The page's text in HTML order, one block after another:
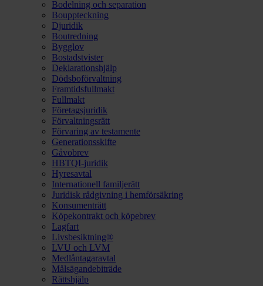
Bodelning och separation
Bouppteckning
Djuridik
Boutredning
Bygglov
Bostadstvister
Deklarationshjälp
Dödsboförvaltning
Framtidsfullmakt
Fullmakt
Företagsjuridik
Förvaltningsrätt
Förvaring av testamente
Generationsskifte
Gåvobrev
HBTQI-juridik
Hyresavtal
Internationell familjerätt
Juridisk rådgivning i hemförsäkring
Konsumenträtt
Köpekontrakt och köpebrev
Lagfart
Livsbesiktning®
LVU och LVM
Medlåntagaravtal
Målsägandebiträde
Rättshjälp